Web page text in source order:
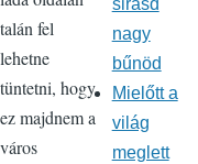
talán fel
lehetne
tüntetni, hogy
ez majdnem a
város
sirasd
nagy
bűnöd
Mielőtt a
világ
meglett